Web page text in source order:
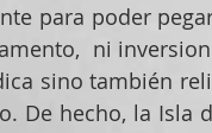
para poder
ni
sino también
De hecho, la Isla